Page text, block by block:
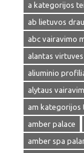
a kategorijos
ab lietuvos
abc vairavimo
alantas
aliuminio
alytaus
am kategorijos
amber palace
amber spa